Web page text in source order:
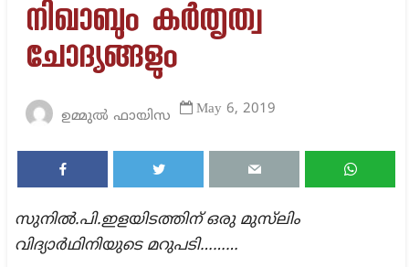
നിഖാബും കര്‍തൃത്വ
ചോദ്യങ്ങളും
ഉമ്മുൽ ഫായിസ May 6, 2019
സുനില്‍.പി.ഇളയിടത്തിന് ഒരു മുസ്‌ലിം
വിദ്യാര്‍ഥിനിയുടെ മറുപടി………